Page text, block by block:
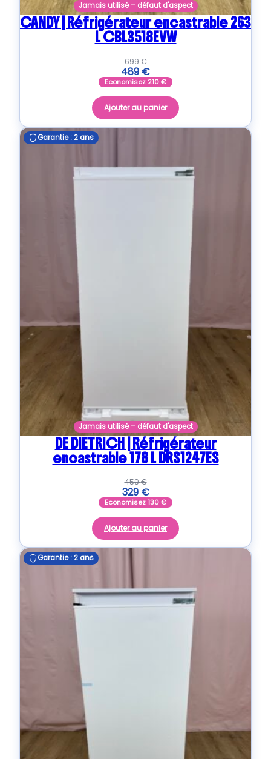
Jamais utilisé – défaut d'aspect
CANDY | Réfrigérateur encastrable 263
L CBL3518EVW
699€
489 €
Economisez 210€
Ajouter au panier
Garantie : 2 ans
Jamais utilisé – défaut d'aspect
DE DIETRICH | Réfrigérateur
encastrable 178 L DRS1247ES
459€
329 €
Economisez130€
Ajouter au panier
Garantie : 2 ans